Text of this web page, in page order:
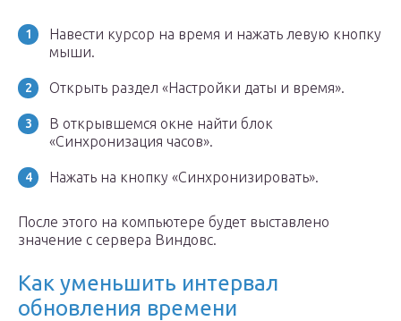
Навести курсор на время и нажать левую кнопку
мыши.
Открыть раздел «Настройки даты и время».
В открывшемся окне найти блок
«Синхронизация часов».
Нажать на кнопку «Синхронизировать».
После этого на компьютере будет выставлено
значение с сервера Виндовс.
Как уменьшить интервал
обновления времени